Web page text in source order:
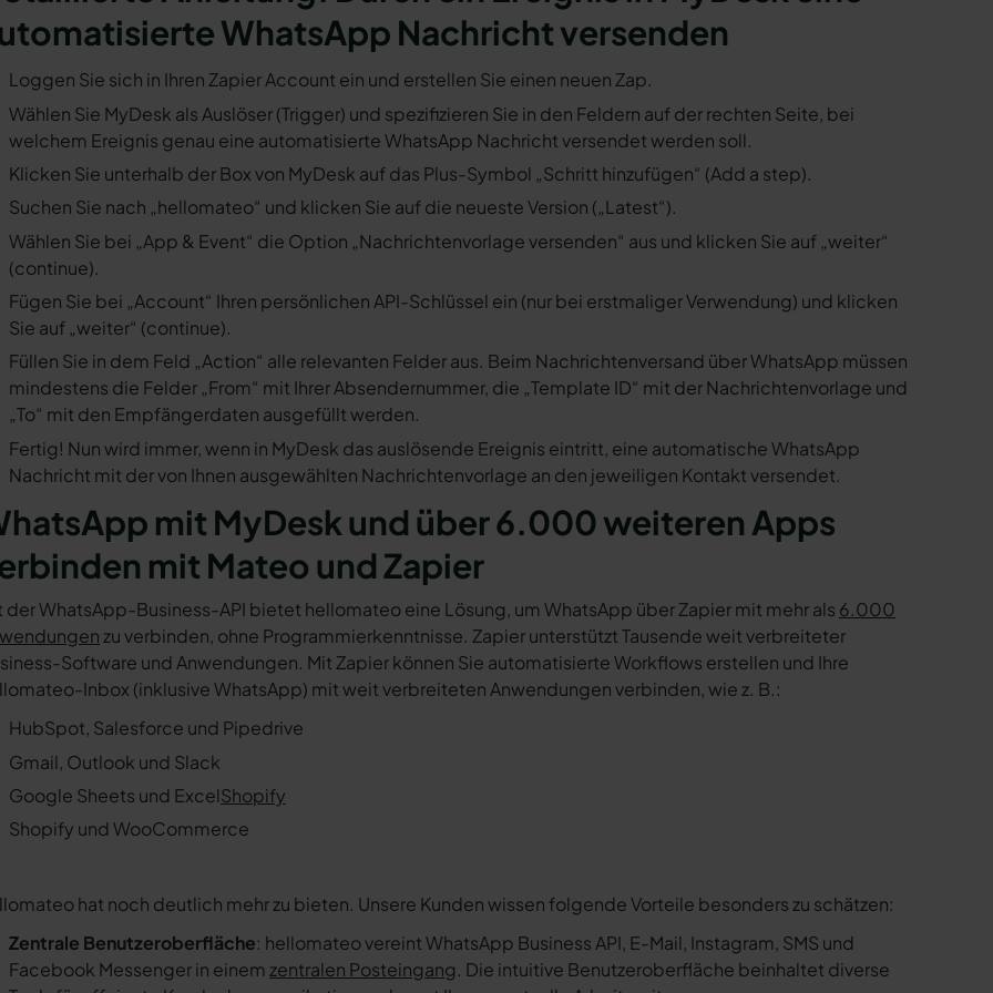
WhatsApp Nachricht versenden
Loggen Sie sich in Ihren Zapier Account ein und erstellen Sie einen neuen Zap.
Wählen Sie MyDesk als Auslöser (Trigger) und spezifizieren Sie in den Feldern auf der rechten Seite, bei
welchem Ereignis genau eine automatisierte WhatsApp Nachricht versendet werden soll.
Klicken Sie unterhalb der Box von MyDesk auf das Plus-Symbol „Schritt hinzufügen“ (Add a step).
Suchen Sie nach „hellomateo“ und klicken Sie auf die neueste Version („Latest“).
Wählen Sie bei „App & Event“ die Option „Nachrichtenvorlage versenden“ aus und klicken Sie auf „weiter“
(continue).
Fügen Sie bei „Account“ Ihren persönlichen API-Schlüssel ein (nur bei erstmaliger Verwendung) und klicken
Sie auf „weiter“ (continue).
Füllen Sie in dem Feld „Action“ alle relevanten Felder aus. Beim Nachrichtenversand über WhatsApp müssen
mindestens die Felder „From“ mit Ihrer Absendernummer, die „Template ID“ mit der Nachrichtenvorlage und
„To“ mit den Empfängerdaten ausgefüllt werden.
Fertig! Nun wird immer, wenn in MyDesk das auslösende Ereignis eintritt, eine automatische WhatsApp
Nachricht mit der von Ihnen ausgewählten Nachrichtenvorlage an den jeweiligen Kontakt versendet.
mit MyDesk und über 6.000 weiteren Apps
mit Mateo und Zapier
der WhatsApp-Business-API bietet hellomateo eine Lösung, um WhatsApp über Zapier mit mehr als 6.000
zu verbinden, ohne Programmierkenntnisse. Zapier unterstützt Tausende weit verbreiteter
Software und Anwendungen. Mit Zapier können Sie automatisierte Workflows erstellen und Ihre
Inbox (inklusive WhatsApp) mit weit verbreiteten Anwendungen verbinden, wie z. B.:
HubSpot, Salesforce und Pipedrive
Gmail, Outlook und Slack
Google Sheets und ExcelShopify
Shopify und WooCommerce
hat noch deutlich mehr zu bieten. Unsere Kunden wissen folgende Vorteile besonders zu schätzen:
Zentrale Benutzeroberfläche: hellomateo vereint WhatsApp Business API, E-Mail, Instagram, SMS und
Facebook Messenger in einem zentralen Posteingang. Die intuitive Benutzeroberfläche beinhaltet diverse